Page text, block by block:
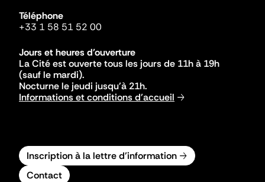
Téléphone
+33 1 58 51 52 00
Jours et heures d'ouverture
La Cité est ouverte tous les jours de 11h à 19h
(sauf le mardi).
Nocturne le jeudi jusqu'à 21h.
Informations et conditions d'accueil
Inscription à la lettre d'information
Contact